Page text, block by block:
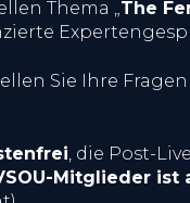
Thema „The
Sie Ihre
, die Post-
Mitglieder ist